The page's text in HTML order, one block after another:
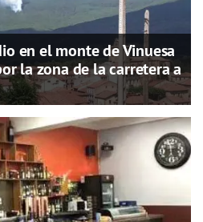
en el monte de Vinuesa
la zona de la carretera a